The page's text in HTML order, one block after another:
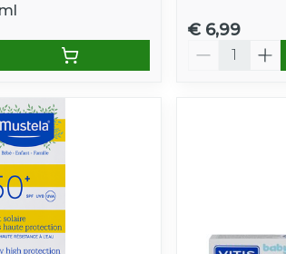
€ 6,99
Aantal